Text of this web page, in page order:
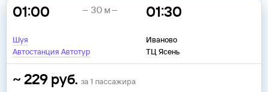
01:00
Шуя
Автостанция Автотур
01:30
Иваново
ТЦ Ясень
30 м
~ 229 руб. за 1 пассажира